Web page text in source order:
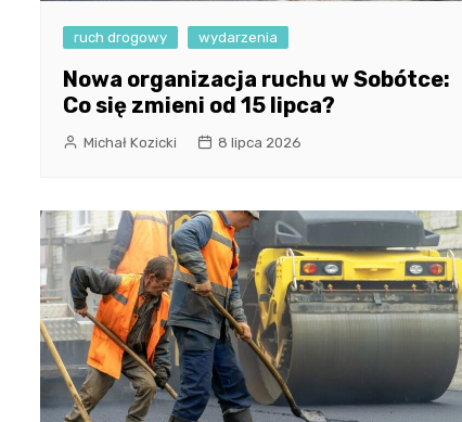
ruch drogowy wydarzenia
Nowa organizacja ruchu w Sobótce:
Co się zmieni od 15 lipca?
Michał Kozicki 8 lipca 2026